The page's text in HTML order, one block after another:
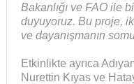
Bakanlığı ve FAO ile
duyuyoruz. Bu proje,
ve dayanışmanın
Etkinlikte ayrıca
Nurettin Kıyas ve